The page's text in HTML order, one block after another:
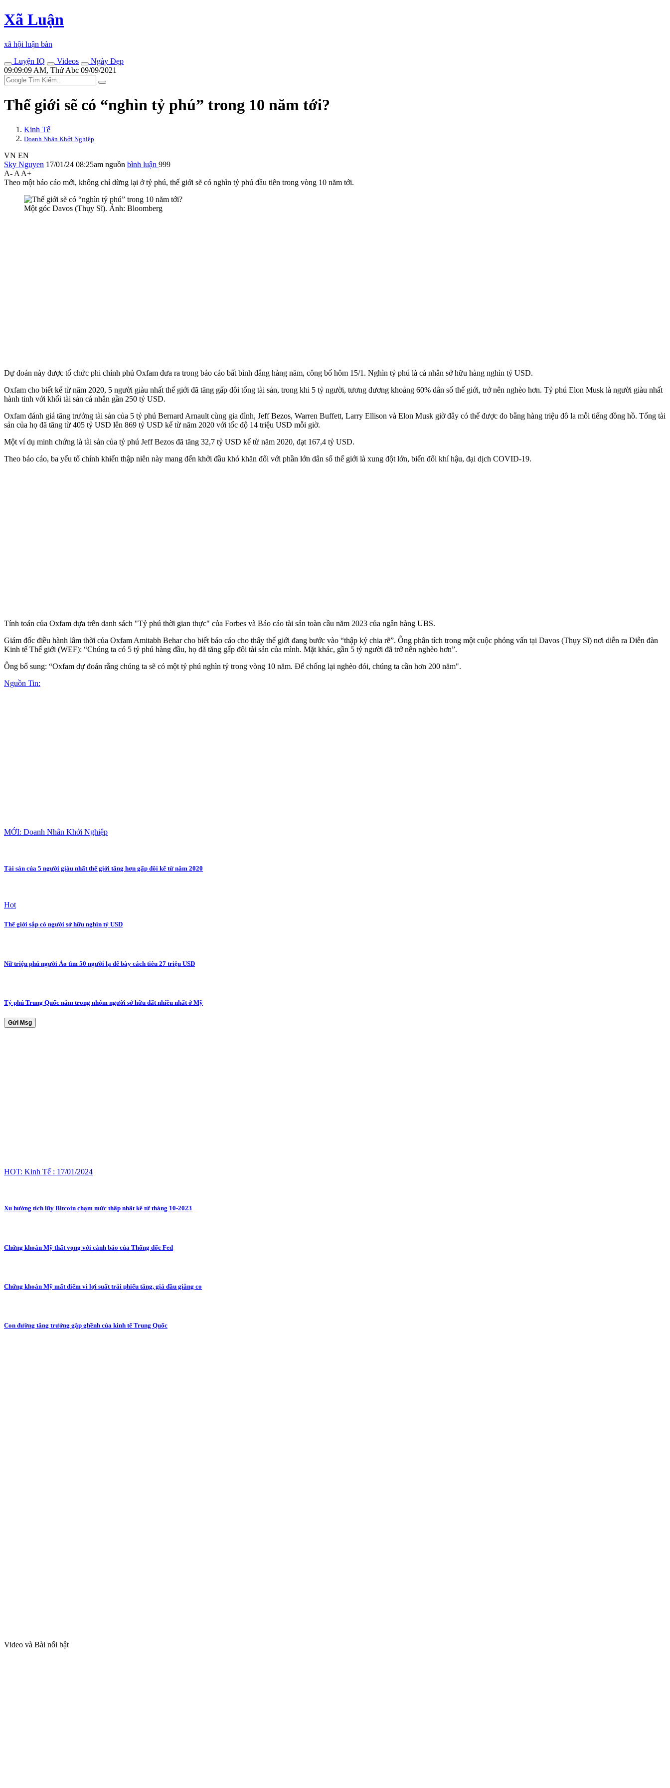
Xã Luận
xã hội luận bàn
Luyện IQ
Videos
Ngày Đẹp
09:09:09 AM, Thứ Abc 09/09/2021
Thế giới sẽ có “nghìn tỷ phú” trong 10 năm tới?
Kinh Tế
Doanh Nhân Khởi Nghiệp
VN EN
Sky Nguyen 17/01/24 08:25am nguồn bình luận 999
A- A A+
Theo một báo cáo mới, không chỉ dừng lại ở tỷ phú, thế giới sẽ có nghìn tỷ phú đầu tiên trong vòng 10 năm tới.
Một góc Davos (Thụy Sĩ). Ảnh: Bloomberg
Dự đoán này được tổ chức phi chính phủ Oxfam đưa ra trong báo cáo bất bình đẳng hàng năm, công bố hôm 15/1. Nghìn tỷ phú là cá nhân sở hữu hàng nghìn tỷ USD.
Oxfam cho biết kể từ năm 2020, 5 người giàu nhất thế giới đã tăng gấp đôi tổng tài sản, trong khi 5 tỷ người, tương đương khoảng 60% dân số thế giới, trở nên nghèo hơn. Tỷ phú Elon Musk là người giàu nhất
hành tinh với khối tài sản cá nhân gần 250 tỷ USD.
Oxfam đánh giá tăng trưởng tài sản của 5 tỷ phú Bernard Arnault cùng gia đình, Jeff Bezos, Warren Buffett, Larry Ellison và Elon Musk giờ đây có thể được đo bằng hàng triệu đô la mỗi tiếng đồng hồ. Tổng tài
sản của họ đã tăng từ 405 tỷ USD lên 869 tỷ USD kể từ năm 2020 với tốc độ 14 triệu USD mỗi giờ.
Một ví dụ minh chứng là tài sản của tỷ phú Jeff Bezos đã tăng 32,7 tỷ USD kể từ năm 2020, đạt 167,4 tỷ USD.
Theo báo cáo, ba yếu tố chính khiến thập niên này mang đến khởi đầu khó khăn đối với phần lớn dân số thế giới là xung đột lớn, biến đổi khí hậu, đại dịch COVID-19.
Tính toán của Oxfam dựa trên danh sách "Tỷ phú thời gian thực" của Forbes và Báo cáo tài sản toàn cầu năm 2023 của ngân hàng UBS.
Giám đốc điều hành lâm thời của Oxfam Amitabh Behar cho biết báo cáo cho thấy thế giới đang bước vào “thập kỷ chia rẽ”. Ông phân tích trong một cuộc phỏng vấn tại Davos (Thụy Sĩ) nơi diễn ra Diễn đàn
Kinh tế Thế giới (WEF): “Chúng ta có 5 tỷ phú hàng đầu, họ đã tăng gấp đôi tài sản của mình. Mặt khác, gần 5 tỷ người đã trở nên nghèo hơn”.
Ông bổ sung: “Oxfam dự đoán rằng chúng ta sẽ có một tỷ phú nghìn tỷ trong vòng 10 năm. Để chống lại nghèo đói, chúng ta cần hơn 200 năm".
Nguồn Tin:
MỚI: Doanh Nhân Khởi Nghiệp
Tài sản của 5 người giàu nhất thế giới tăng hơn gấp đôi kể từ năm 2020
Hot
Thế giới sắp có người sở hữu nghìn tỷ USD
Nữ triệu phú người Áo tìm 50 người lạ để bày cách tiêu 27 triệu USD
Tỷ phú Trung Quốc nằm trong nhóm người sở hữu đất nhiều nhất ở Mỹ
Gửi Msg
HOT: Kinh Tế : 17/01/2024
Xu hướng tích lũy Bitcoin chạm mức thấp nhất kể từ tháng 10-2023
Chứng khoán Mỹ thất vọng với cảnh báo của Thống đốc Fed
Chứng khoán Mỹ mất điểm vì lợi suất trái phiếu tăng, giá dầu giằng co
Con đường tăng trưởng gập ghềnh của kinh tế Trung Quốc
Video và Bài nổi bật